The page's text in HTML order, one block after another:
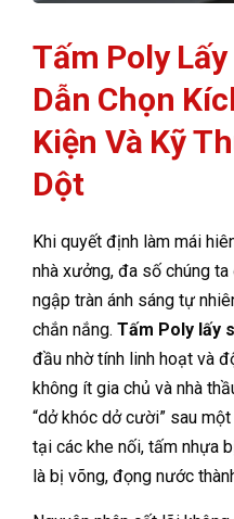
Tấm Poly
Dẫn Chọn
Kiện Và Kỹ
Dột
Khi quyết định làm mái
nhà xưởng, đa số chúng
ngập tràn ánh sáng tự
chắn nắng. Tấm Poly lấy
đầu nhờ tính linh hoạt và
không ít gia chủ và nhà
“dở khóc dở cười” sau
tại các khe nối, tấm nhựa
là bị võng, đọng nước